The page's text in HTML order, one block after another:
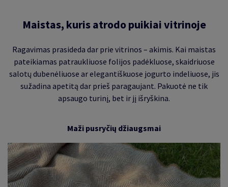
Maistas, kuris atrodo puikiai vitrinoje
Ragavimas prasideda dar prie vitrinos – akimis. Kai maistas
pateikiamas patraukliuose folijos padėkluose, skaidriuose
salotų dubenėliuose ar elegantiškuose jogurto indeliuose, jis
sužadina apetitą dar prieš paragaujant. Pakuotė ne tik
apsaugo turinį, bet ir jį išryškina.
Maži pusryčių džiaugsmai